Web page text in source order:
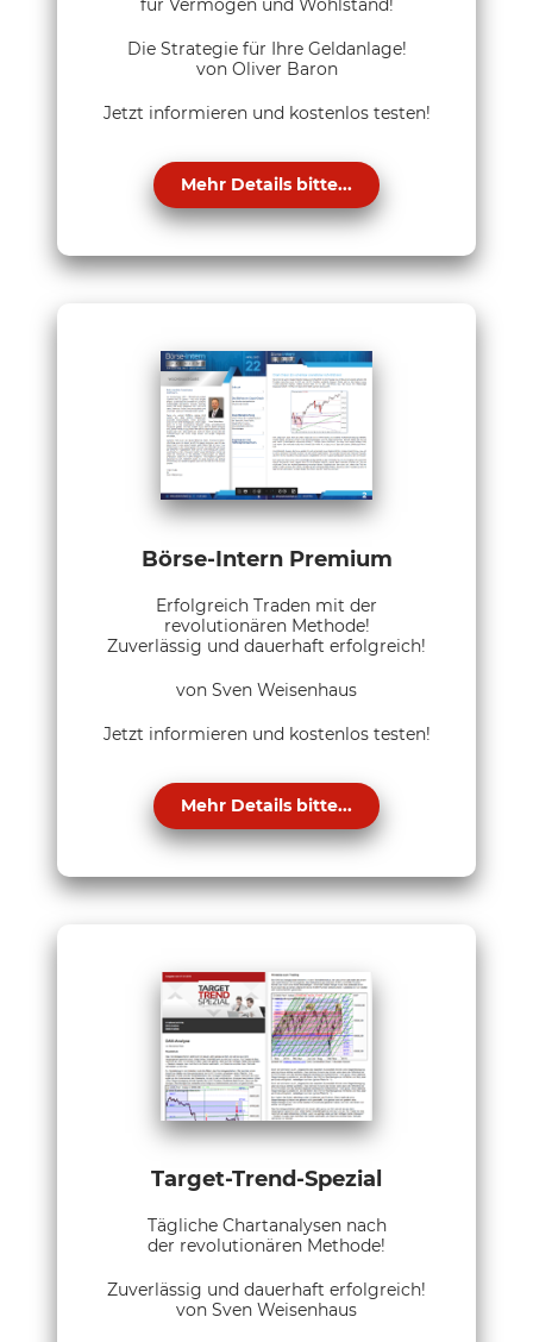
für Vermögen und Wohlstand!
Die Strategie für Ihre Geldanlage!
von Oliver Baron
Jetzt informieren und kostenlos testen!
Mehr Details bitte...
Börse-Intern Premium
Erfolgreich Traden mit der
revolutionären Methode!
Zuverlässig und dauerhaft erfolgreich!
von Sven Weisenhaus
Jetzt informieren und kostenlos testen!
Mehr Details bitte...
Target-Trend-Spezial
Tägliche Chartanalysen nach
der revolutionären Methode!
Zuverlässig und dauerhaft erfolgreich!
von Sven Weisenhaus